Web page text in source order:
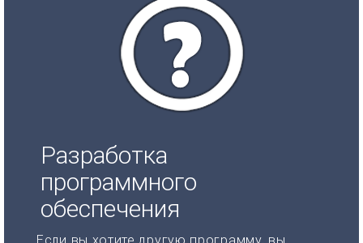
Разработка
программного
обеспечения